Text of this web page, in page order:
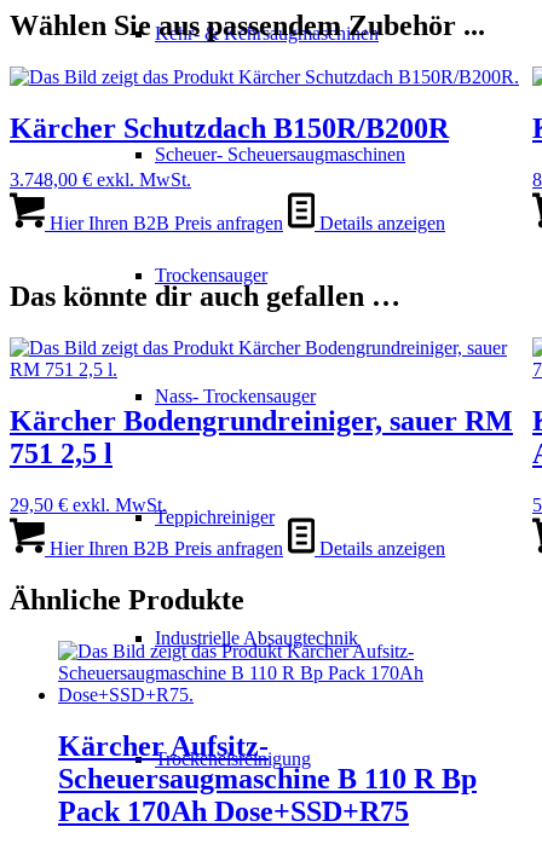
Kehr- & Kehrsaugmaschinen
Scheuer- Scheuersaugmaschinen
Trockensauger
Nass- Trockensauger
Teppichreiniger
Industrielle Absaugtechnik
Trockeneisreinigung
Wählen Sie aus passendem Zubehör ...
Kärcher Schutzdach B150R/B200R
3.748,00 € exkl. MwSt.
Hier Ihren B2B Preis anfragen Details anzeigen
Das könnte dir auch gefallen …
Kärcher Bodengrundreiniger, sauer RM
751 2,5 l
29,50 € exkl. MwSt.
Hier Ihren B2B Preis anfragen Details anzeigen
Ähnliche Produkte
Kärcher Aufsitz-
Scheuersaugmaschine B 110 R Bp
Pack 170Ah Dose+SSD+R75